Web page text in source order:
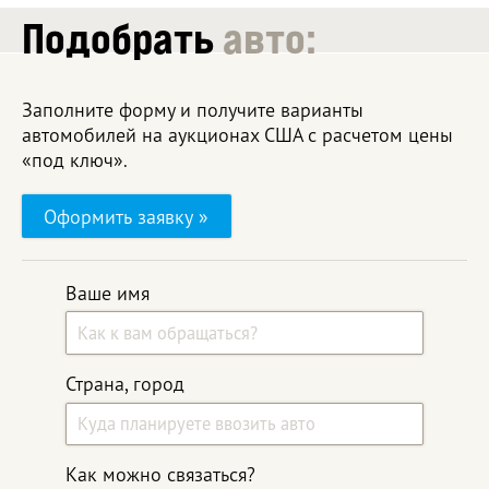
Подобратьавто:
Заполните форму и получите варианты
автомобилей на аукционах США с расчетом цены
«под ключ».
Ваше имя
Страна, город
Как можно связаться?
Оформить заявку »